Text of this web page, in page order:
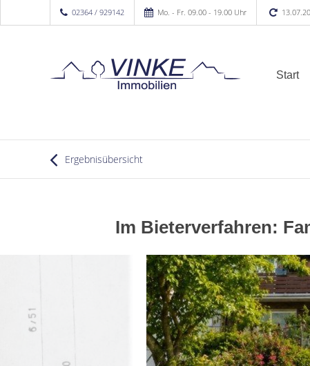
02364 / 929142 Mo. - Fr. 09.00 - 19.00 Uhr
Start
Ergebnisübersicht
Im Bieterverfahren: